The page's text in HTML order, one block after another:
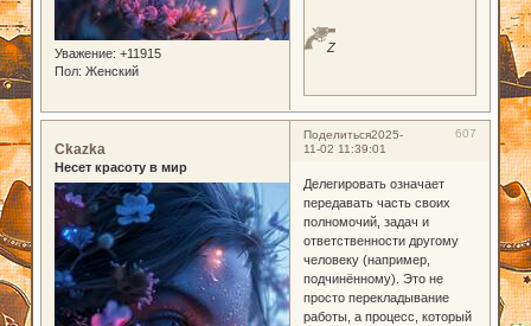
Уважение: +11915
Пол: Женский
Z
Поделиться 607
2025-
11-02 11:39:01
Ckazka
Несет красоту в мир
Делегировать означает
передавать часть своих
полномочий, задач и
ответственности другому
человеку (например,
подчинённому). Это не
просто перекладывание
работы, а процесс, который